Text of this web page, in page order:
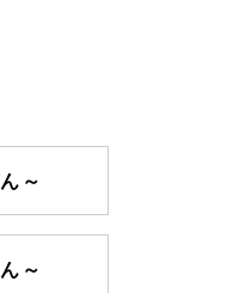
～
～